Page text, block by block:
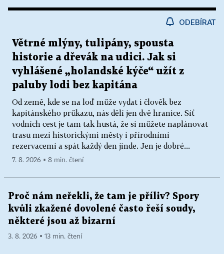
ODEBÍRAT
Větrné mlýny, tulipány, spousta
historie a dřevák na udici. Jak si
vyhlášené „holandské kýče“ užít z
paluby lodi bez kapitána
Od země, kde se na loď může vydat i člověk bez
kapitánského průkazu, nás dělí jen dvě hranice. Síť
vodních cest je tam tak hustá, že si můžete naplánovat
trasu mezi historickými městy i přírodními
rezervacemi a spát každý den jinde. Jen je dobré...
7. 8. 2026 ▪ 8 min. čtení
Proč nám neřekli, že tam je příliv? Spory
kvůli zkažené dovolené často řeší soudy,
některé jsou až bizarní
3. 8. 2026 ▪ 13 min. čtení